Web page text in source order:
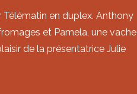
en duplex. Anthony
et Pamela, une vache
de la présentatrice Julie